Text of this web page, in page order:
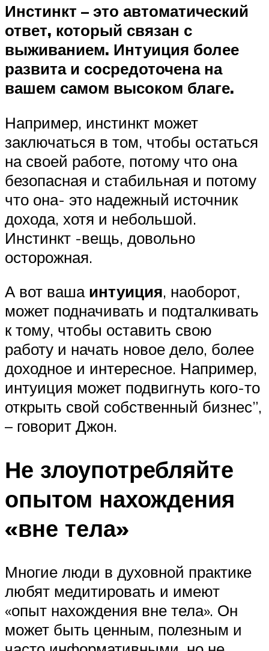
Инстинкт – это автоматический
ответ, который связан с
выживанием. Интуиция более
развита и сосредоточена на
вашем самом высоком благе.
Например, инстинкт может
заключаться в том, чтобы остаться
на своей работе, потому что она
безопасная и стабильная и потому
что она- это надежный источник
дохода, хотя и небольшой.
Инстинкт -вещь, довольно
осторожная.
А вот ваша интуиция, наоборот,
может подначивать и подталкивать
к тому, чтобы оставить свою
работу и начать новое дело, более
доходное и интересное. Например,
интуиция может подвигнуть кого-то
открыть свой собственный бизнес”,
– говорит Джон.
Не злоупотребляйте
опытом нахождения
«вне тела»
Многие люди в духовной практике
любят медитировать и имеют
«опыт нахождения вне тела». Он
может быть ценным, полезным и